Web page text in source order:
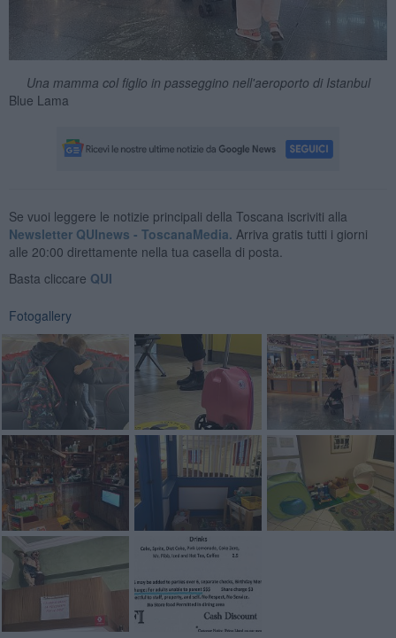
Una mamma col figlio in passeggino nell'aeroporto di Istanbul
Blue Lama
Se vuoi leggere le notizie principali della Toscana iscriviti alla
Newsletter QUInews - ToscanaMedia. Arriva gratis tutti i giorni
alle 20:00 direttamente nella tua casella di posta.
Basta cliccare QUI
Fotogallery